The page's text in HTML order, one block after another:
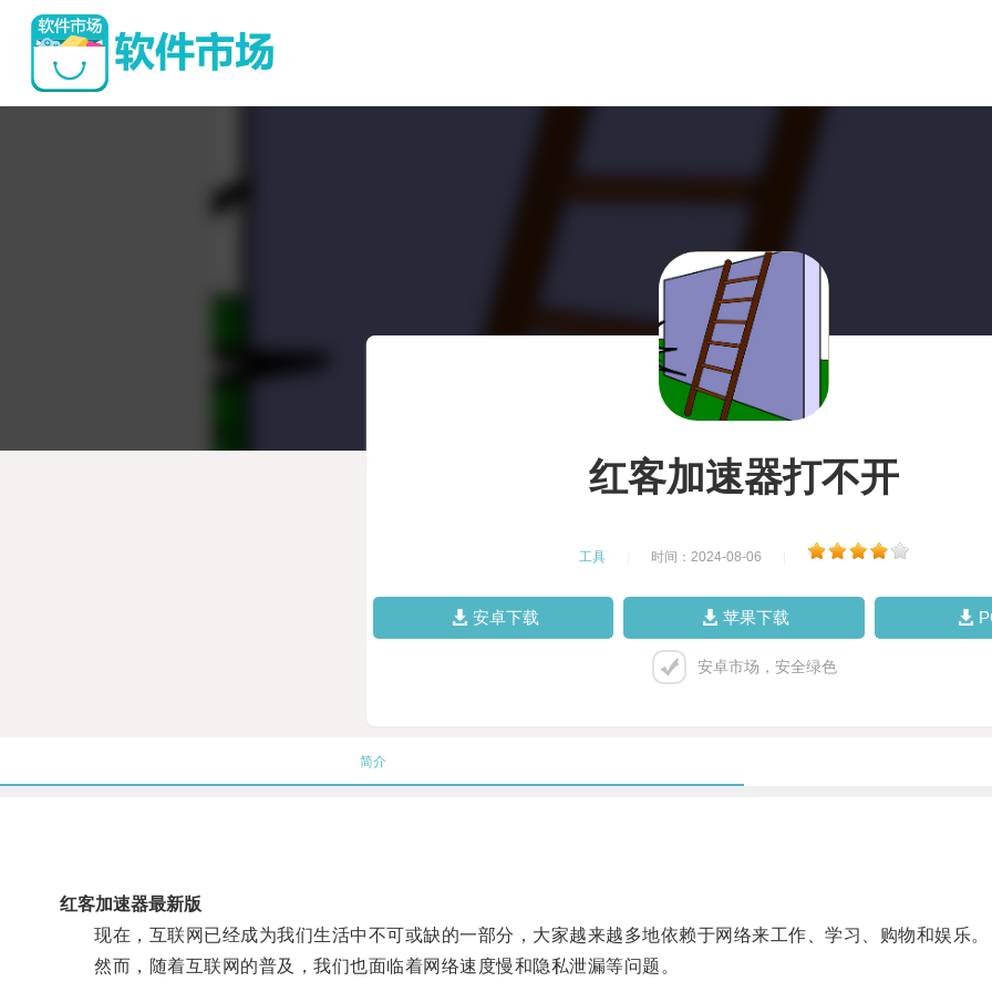
红客加速器打不开
工具 时间：2024-08-06
安卓下载 苹果下载
安卓市场，安全绿色
简介
红客加速器最新版
现在，互联网已经成为我们生活中不可或缺的一部分，大家越来越多地依赖于网络来工作、学习、购物和娱乐。
然而，随着互联网的普及，我们也面临着网络速度慢和隐私泄漏等问题。